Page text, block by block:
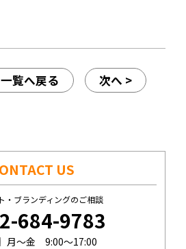
一覧へ戻る 次へ >
US
・ブランディングのご相談
684-9783
】月〜金 9:00〜17:00